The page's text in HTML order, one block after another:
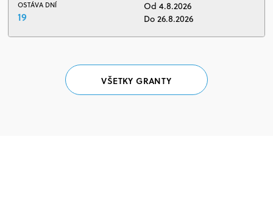
OSTÁVA DNÍ
19
Od 4.8.2026
Do 26.8.2026
VŠETKY GRANTY